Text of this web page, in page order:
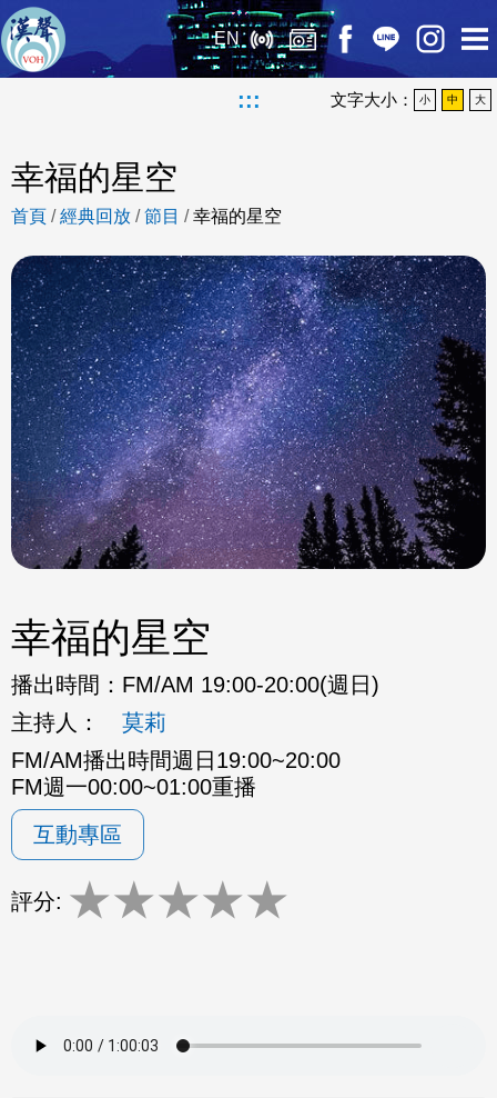
EN
::: 文字大小： 小 中 大
幸福的星空
首頁 /經典回放 /節目 /幸福的星空
幸福的星空
播出時間： FM/AM 19:00-20:00(週日)
主持人：
莫莉
FM/AM播出時間週日19:00~20:00
FM週一00:00~01:00重播
互動專區
評分: ★★★★★